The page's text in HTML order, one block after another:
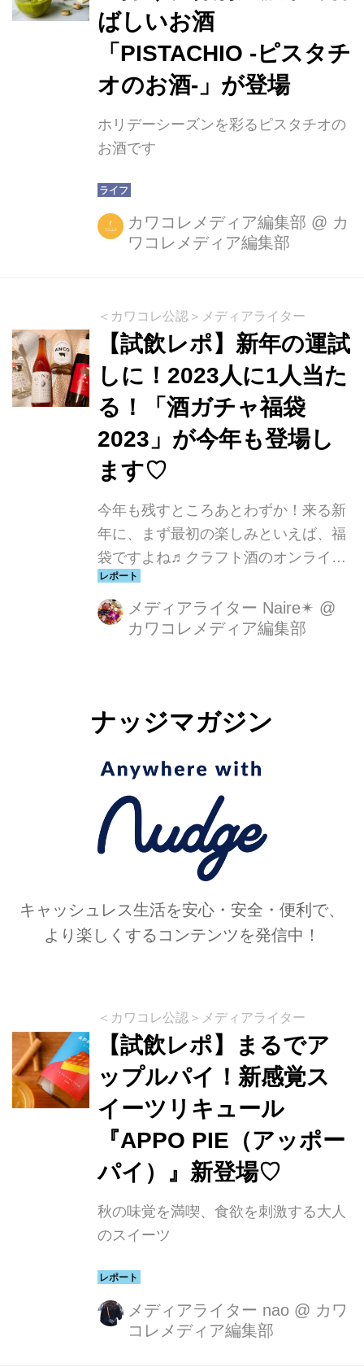
ばしいお酒
「PISTACHIO -ピスタチ
オのお酒-」が登場
ホリデーシーズンを彩るピスタチオの
お酒です
カワコレメディア編集部 @ カ
ワコレメディア編集部
＜カワコレ公認＞メディアライター
【試飲レポ】新年の運試
しに！2023人に1人当た
る！「酒ガチャ福袋
2023」が今年も登場し
ます♡
今年も残すところあとわずか！来る新
年に、まず最初の楽しみといえば、福
袋ですよね♬クラフト酒のオンライン
ストア、KURANDでも、新年の1本目
に開けたいお酒が詰まった福袋が発売
されています！
メディアライター Naire✴︎ @
カワコレメディア編集部
ナッジマガジン
キャッシュレス生活を安心・安全・便利で、
より楽しくするコンテンツを発信中！
＜カワコレ公認＞メディアライター
【試飲レポ】まるでア
ップルパイ！新感覚ス
イーツリキュール
『APPO PIE（アッポー
パイ）』新登場♡
秋の味覚を満喫、食欲を刺激する大人
のスイーツ
メディアライター nao @ カワ
コレメディア編集部